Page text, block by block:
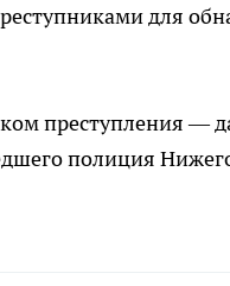
для
преступления —
полиция